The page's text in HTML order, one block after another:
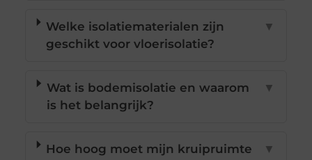
Welke isolatiematerialen zijn
geschikt voor vloerisolatie?
▼
Wat is bodemisolatie en waarom
is het belangrijk?
▼
Hoe hoog moet mijn kruipruimte
▼